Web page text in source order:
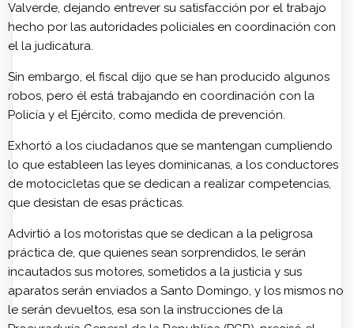
Valverde, dejando entrever su satisfacción por el trabajo
hecho por las autoridades policiales en coordinación con
el la judicatura.
Sin embargo, el fiscal dijo que se han producido algunos
robos, pero él está trabajando en coordinación con la
Policía y el Ejército, como medida de prevención.
Exhortó a los ciudadanos que se mantengan cumpliendo
lo que estableen las leyes dominicanas, a los conductores
de motocicletas que se dedican a realizar competencias,
que desistan de esas prácticas.
Advirtió a los motoristas que se dedican a la peligrosa
práctica de, que quienes sean sorprendidos, le serán
incautados sus motores, sometidos a la justicia y sus
aparatos serán enviados a Santo Domingo, y los mismos no
le serán devueltos, esa son la instrucciones de la